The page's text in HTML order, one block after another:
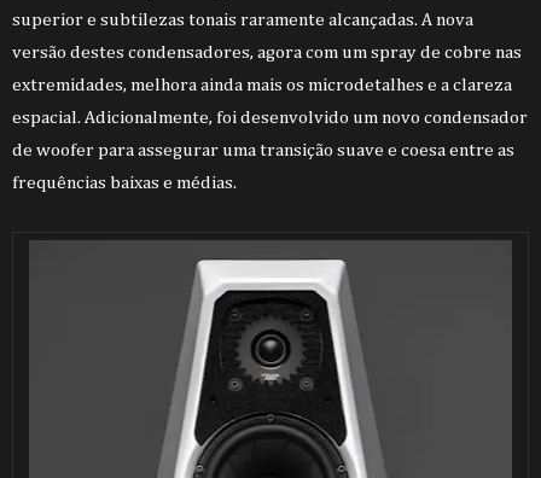
superior e subtilezas tonais raramente alcançadas. A nova
versão destes condensadores, agora com um spray de cobre nas
extremidades, melhora ainda mais os microdetalhes e a clareza
espacial. Adicionalmente, foi desenvolvido um novo condensador
de woofer para assegurar uma transição suave e coesa entre as
frequências baixas e médias.